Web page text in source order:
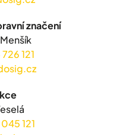
značení
121
121